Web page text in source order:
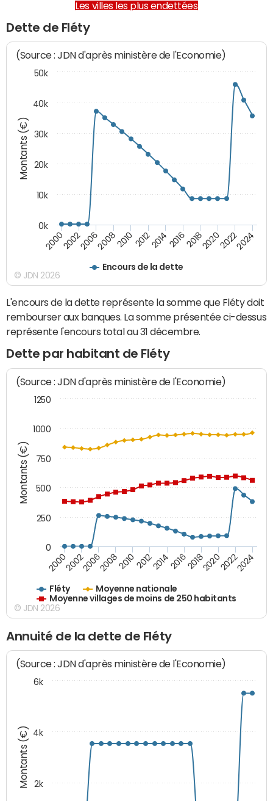
Les villes les plus endettées
Dette de Fléty
Montants (€)
(Source : JDN d'après ministère de l'Economie)
Encours de la dette
20002002200620082010 2012201420162018202020222024
0k
10k
20k
30k
40k
50k
© JDN 2026
L'encours de la dette représente la somme que Fléty doit
rembourser aux banques. La somme présentée ci-dessus
représente l'encours total au 31 décembre.
Dette par habitant de Fléty
Montants (€)
(Source : JDN d'après ministère de l'Economie)
Fléty
Moyenne nationale
Moyenne villages de moins de 250 habitants
200020022006200820102012201420162018202020222024
0
250
500
750
1000
1250
© JDN 2026
Annuité de la dette de Fléty
Montants (€)
(Source : JDN d'après ministère de l'Economie)
2k
4k
6k